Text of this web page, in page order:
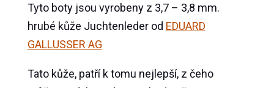
Tyto boty jsou vyrobeny z 3,7 – 3,8 mm.
hrubé kůže Juchtenleder od EDUARD
GALLUSSER AG
Tato kůže, patří k tomu nejlepší, z čeho